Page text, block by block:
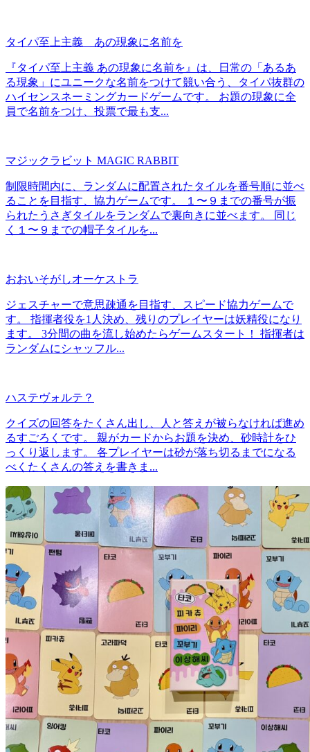
タイパ至上主義 あの現象に名前を
『タイパ至上主義 あの現象に名前を』は、日常の「あるあ
る現象」にユニークな名前をつけて競い合う、タイパ抜群の
ハイセンスネーミングカードゲームです。 お題の現象に全
員で名前をつけ、投票で最も支...
マジックラビット MAGIC RABBIT
制限時間内に、ランダムに配置されたタイルを番号順に並べ
ることを目指す、協力ゲームです。 １〜９までの番号が振
られたうさぎタイルをランダムで裏向きに並べます。 同じ
く１〜９までの帽子タイルを...
おおいそがしオーケストラ
ジェスチャーで意思疎通を目指す、スピード協力ゲームで
す。 指揮者役を1人決め、残りのプレイヤーは妖精役になり
ます。 3分間の曲を流し始めたらゲームスタート！ 指揮者は
ランダムにシャッフル...
ハステヴォルテ？
クイズの回答をたくさん出し、人と答えが被らなければ進め
るすごろくです。 親がカードからお題を決め、砂時計をひ
っくり返します。 各プレイヤーは砂が落ち切るまでになる
べくたくさんの答えを書きま...